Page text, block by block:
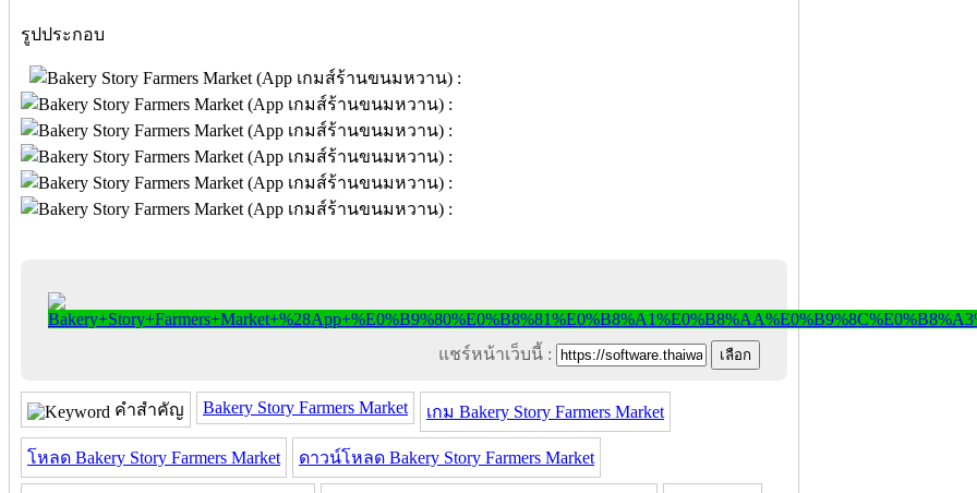
รูปประกอบ
แชร์หน้าเว็บนี้ :
คำสำคัญ Bakery Story Farmers Market เกม Bakery Story Farmers Market
โหลด Bakery Story Farmers Market ดาวน์โหลด Bakery Story Farmers Market